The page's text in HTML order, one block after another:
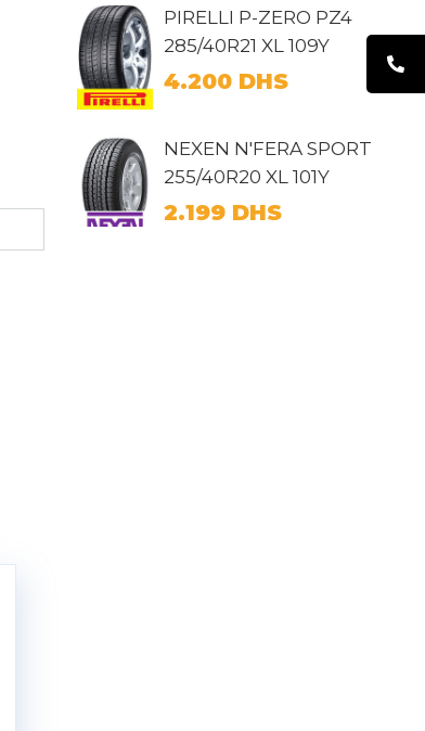
PIRELLI P-ZERO PZ4
285/40R21 XL 109Y
4.200 DHS
NEXEN N'FERA SPORT
255/40R20 XL 101Y
2.199 DHS